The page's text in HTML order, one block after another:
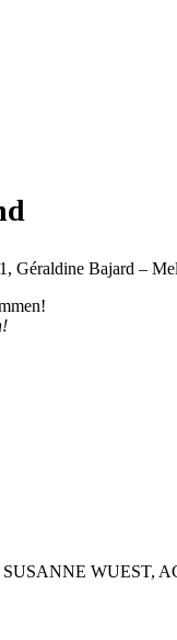
Géraldine Bajard –